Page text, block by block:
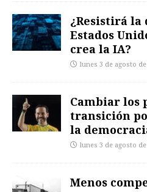
¿Resistirá la
Estados
crea la IA?
lunes 3 de agosto de
Cambiar los
transición
la
lunes 3 de agosto de
Menos